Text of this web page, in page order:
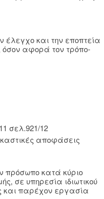
έλεγχο και την εποπτεία
όσον αφορά τον τρόπο-
σελ.921/12
αποφάσεις
πρόσωπο κατά κύριο
σε υπηρεσία ιδιωτικού
και παρέχον εργασία